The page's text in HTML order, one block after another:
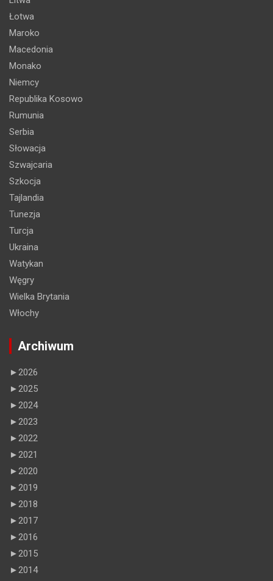
Łotwa
Maroko
Macedonia
Monako
Niemcy
Republika Kosowo
Rumunia
Serbia
Słowacja
Szwajcaria
Szkocja
Tajlandia
Tunezja
Turcja
Ukraina
Watykan
Węgry
Wielka Brytania
Włochy
Archiwum
►2026
►2025
►2024
►2023
►2022
►2021
►2020
►2019
►2018
►2017
►2016
►2015
►2014